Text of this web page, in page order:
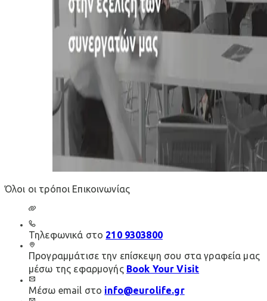
Όλοι οι τρόποι Επικοινωνίας
Τηλεφωνικά στο 210 9303800
Προγραμμάτισε την επίσκεψη σου στα γραφεία μας
μέσω της εφαρμογής Book Your Visit
Μέσω email στο info@eurolife.gr